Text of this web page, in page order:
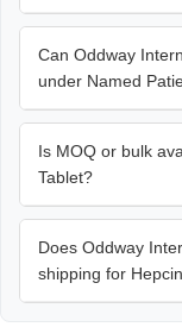
Can Oddway
under Named
Is MOQ or bulk
Tablet?
Does Oddway
shipping for